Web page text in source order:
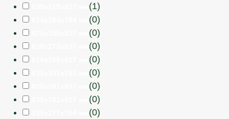
(1)
(0)
(0)
(0)
(0)
(0)
(0)
(0)
(0)